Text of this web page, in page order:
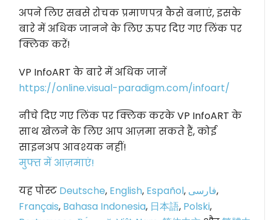
अपने लिए सबसे रोचक प्रमाणपत्र कैसे बनाएं, इसके
बारे में अधिक जानने के लिए ऊपर दिए गए लिंक पर
क्लिक करें!
VP InfoART के बारे में अधिक जानें
https://online.visual-paradigm.com/infoart/
नीचे दिए गए लिंक पर क्लिक करके VP InfoART के
साथ खेलने के लिए आप आज़मा सकते हैं, कोई
साइनअप आवश्यक नहीं!
मुफ्त में आज़माएं!
यह पोस्ट Deutsche, English, Español, فارسی,
Français, Bahasa Indonesia, 日本語, Polski,